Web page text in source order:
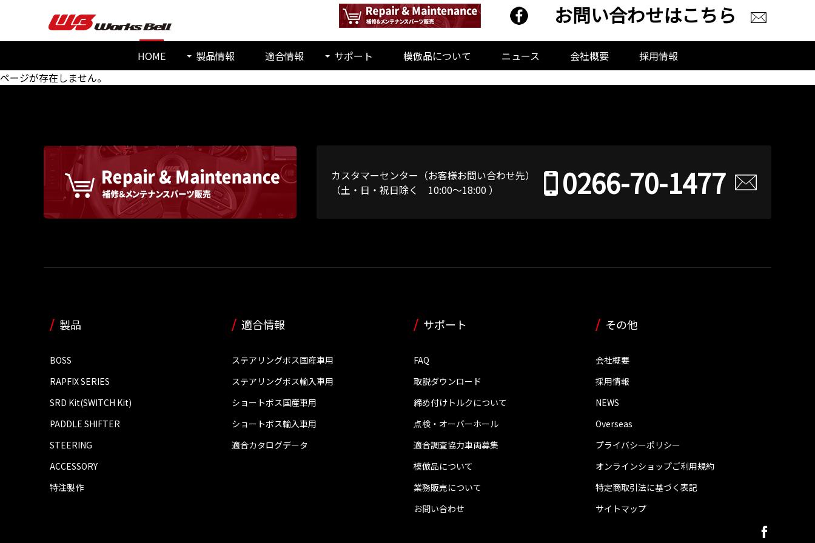
お問い合わせはこちら
HOME 製品情報 適合情報 サポート 模倣品について ニュース 会社概要
採用情報
ページが存在しません。
カスタマーセンター（お客様お問い合わせ先）
（土・日・祝日除く 10:00～18:00 ）
0266-70-1477
製品
BOSS
RAPFIX SERIES
SRD Kit(SWITCH Kit)
PADDLE SHIFTER
STEERING
ACCESSORY
特注製作
適合情報
ステアリングボス国産車用
ステアリングボス輸入車用
ショートボス国産車用
ショートボス輸入車用
適合カタログデータ
サポート
FAQ
取説ダウンロード
締め付けトルクについて
点検・オーバーホール
適合調査協力車両募集
模倣品について
業務販売について
お問い合わせ
その他
会社概要
採用情報
NEWS
Overseas
プライバシーポリシー
オンラインショップご利用規約
特定商取引法に基づく表記
サイトマップ